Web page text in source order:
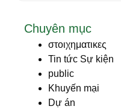
Chuyên mục
στοιχηματικες
Tin tức Sự kiện
public
Khuyến mại
Dự án